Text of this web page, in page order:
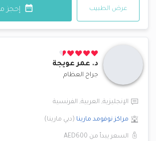
عرض الطبيب إحجز
د. عمر عويجة
جراح العظام
الإنجليزية, العربية, الفرنسية
مراكز نوفومد مارينا (دبي مارينا)
السعر يبدأ من AED600